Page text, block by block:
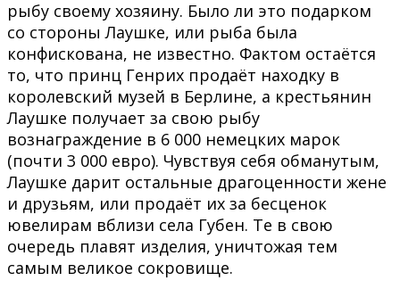
рыбу своему хозяину. Было ли это подарком
со стороны Лаушке, или рыба была
конфискована, не известно. Фактом остаётся
то, что принц Генрих продаёт находку в
королевский музей в Берлине, а крестьянин
Лаушке получает за свою рыбу
вознаграждение в 6 000 немецких марок
(почти 3 000 евро). Чувствуя себя обманутым,
Лаушке дарит остальные драгоценности жене
и друзьям, или продаёт их за бесценок
ювелирам вблизи села Губен. Те в свою
очередь плавят изделия, уничтожая тем
самым великое сокровище.